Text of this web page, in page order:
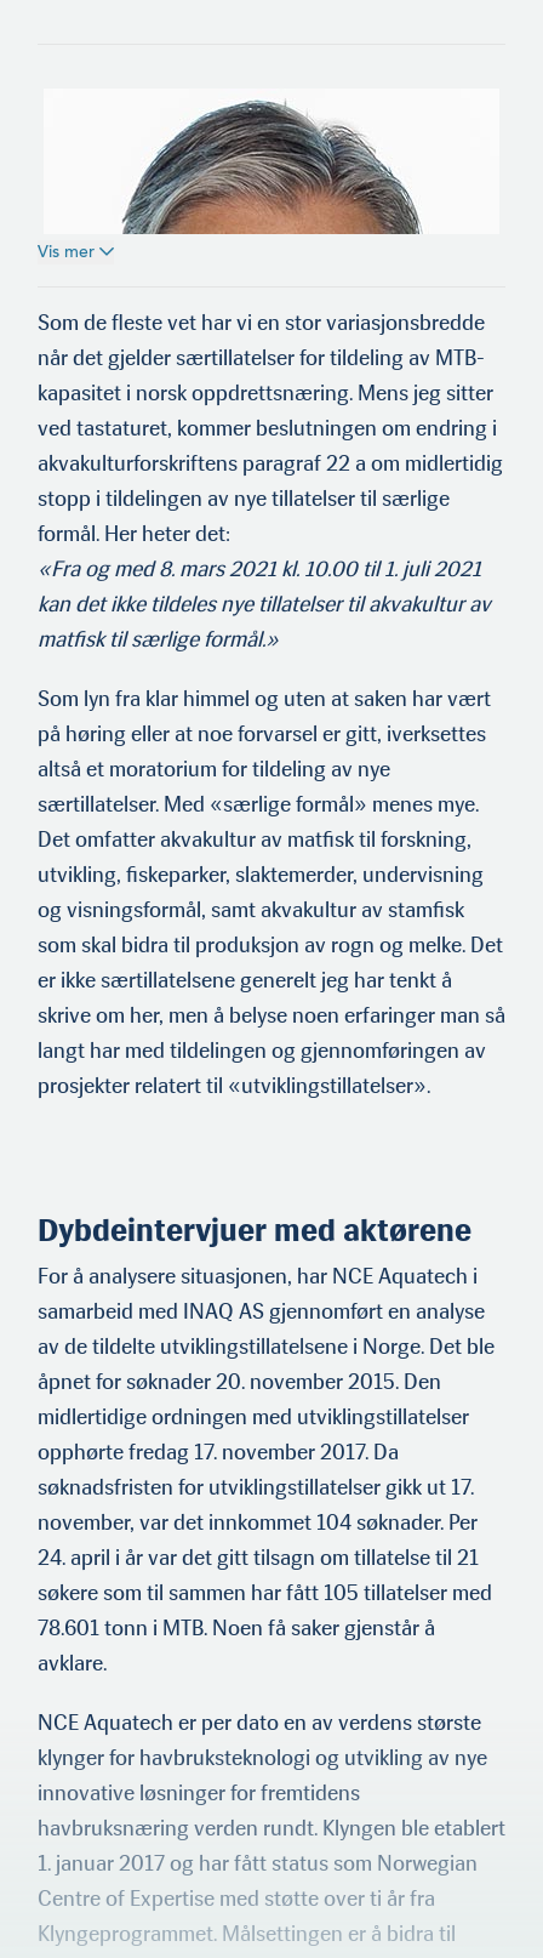
Frode Blakstad Styreleder INAQ AS
Vis mer
Som de fleste vet har vi en stor variasjonsbredde
når det gjelder særtillatelser for tildeling av MTB-
kapasitet i norsk oppdret­tsnæring. Mens jeg sitter
ved tastaturet, kommer beslutningen om endring i
akvakulturforskriftens paragraf 22 a om midlertidig
stopp i tildelingen av nye tillatelser til særlige
formål. Her heter det:
«Fra og med 8. mars 2021 kl. 10.00 til 1. juli 2021
kan det ikke tildeles nye tillatelser til akvakultur av
matfisk til særlige formål.»
Som lyn fra klar himmel og uten at saken har vært
på høring eller at noe forvarsel er gitt, iverksettes
altså et moratorium for tildeling av nye
særtillatelser. Med «særlige formål» menes mye.
Det omfatter akvakultur av matfisk til forskning,
utvikling, fiskeparker, slaktemerder, undervisning
og visningsformål, samt akvakultur av stamfisk
som skal bidra til produksjon av rogn og melke. Det
er ikke særtillatelsene generelt jeg har tenkt å
skrive om her, men å belyse noen erfaringer man så
langt har med tildelingen og gjennomføringen av
prosjekter relatert til «utvik­lingstillatelser».
Dybdeintervjuer med aktørene
For å analysere situasjonen, har NCE Aquatech i
samarbeid med INAQ AS gjennomført en analyse
av de tildelte utviklingstillatel­sene i Norge. Det ble
åpnet for søknader 20. november 2015. Den
midlertidige ordningen med utviklingstillatelser
opphørte fredag 17. november 2017. Da
søknadsfristen for utviklingstillatelser gikk ut 17.
november, var det innkommet 104 søknader. Per
24. april i år var det gitt tilsagn om tillatelse til 21
søkere som til sammen har fått 105 tillatelser med
78.601 tonn i MTB. Noen få saker gjenstår å
avklare.
NCE Aquatech er per dato en av verdens største
klynger for hav­bruksteknologi og utvikling av nye
innovative løsninger for fremtidens
havbruksnæring verden rundt. Klyngen ble etablert
1. januar 2017 og har fått status som Norwegian
Centre of Expertise med støtte over ti år fra
Klyngeprogrammet. Målsettingen er å bidra til